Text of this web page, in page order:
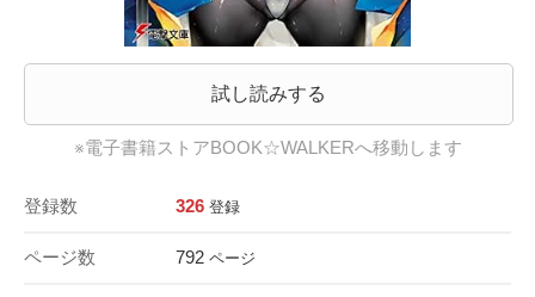
試し読みする
※電子書籍ストアBOOK☆WALKERへ移動します
登録数 326 登録
ページ数 792 ページ